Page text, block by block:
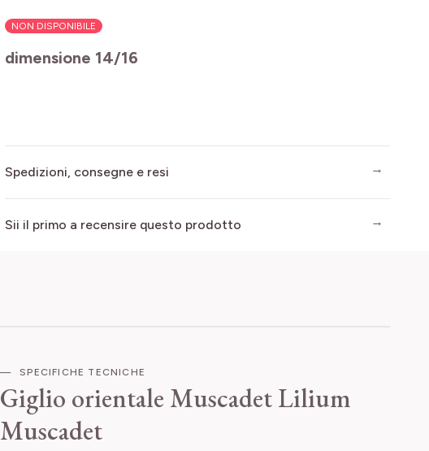
NON DISPONIBILE
dimensione 14/16
Spedizioni, consegne e resi
Sii il primo a recensire questo prodotto
SPECIFICHE TECNICHE
Giglio orientale MuscadetLilium
Muscadet